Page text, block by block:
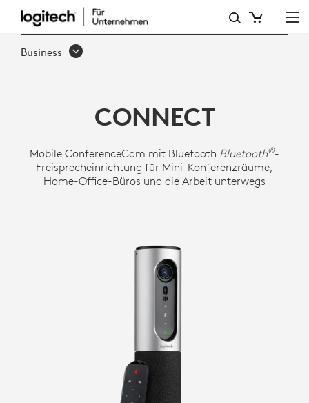
LOGITECH
CONFERENCECAM
Business
CONNECT
Mobile ConferenceCam mit Bluetooth Bluetooth®-
Freisprecheinrichtung für Mini-Konferenzräume,
Home-Office-Büros und die Arbeit unterwegs